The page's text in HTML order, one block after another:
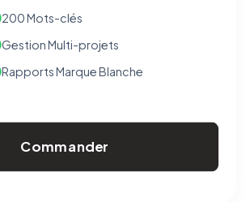
200 Mots-clés
Gestion Multi-projets
Rapports Marque Blanche
Commander